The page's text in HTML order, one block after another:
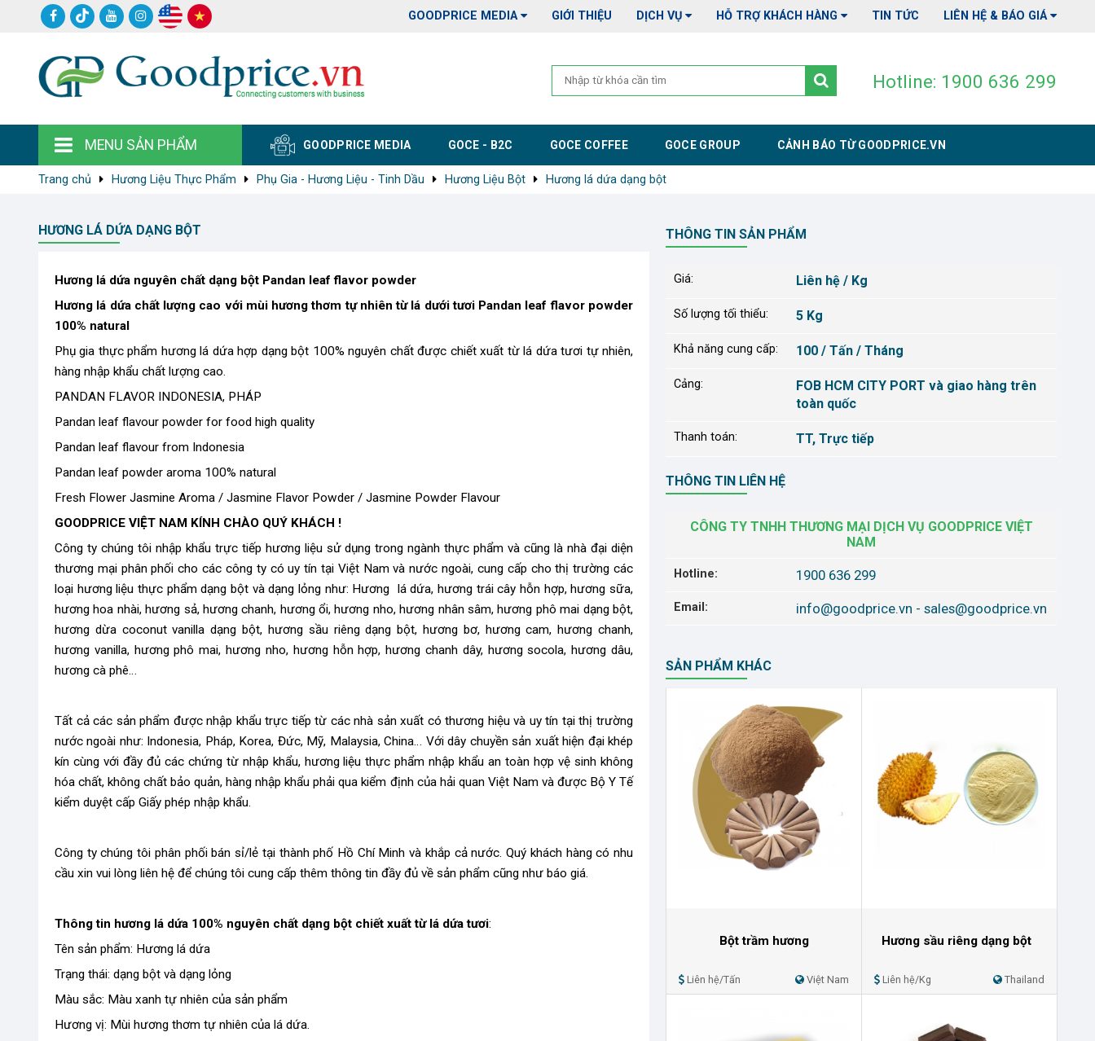
GOODPRICE MEDIA GIỚI THIỆU DỊCH VỤ HỖ TRỢ KHÁCH HÀNG TIN TỨC LIÊN HỆ & BÁO GIÁ
Hotline: 1900 636 299
MENU SẢN PHẨM GOODPRICE MEDIA GOCE - B2C GOCE COFFEE GOCE GROUP CẢNH BÁO TỪ GOODPRICE.VN
Trang chủ Hương Liệu Thực Phẩm Phụ Gia - Hương Liệu - Tinh Dầu Hương Liệu Bột Hương lá dứa dạng bột
HƯƠNG LÁ DỨA DẠNG BỘT
Hương lá dứa nguyên chất dạng bột Pandan leaf flavor powder
Hương lá dứa chất lượng cao với mùi hương thơm tự nhiên từ lá dưới tươi Pandan leaf flavor powder
100% natural
Phụ gia thực phẩm hương lá dứa hợp dạng bột 100% nguyên chất được chiết xuất từ lá dứa tươi tự nhiên,
hàng nhập khẩu chất lượng cao.
PANDAN FLAVOR INDONESIA, PHÁP
Pandan leaf flavour powder for food high quality
Pandan leaf flavour from Indonesia
Pandan leaf powder aroma 100% natural
Fresh Flower Jasmine Aroma / Jasmine Flavor Powder / Jasmine Powder Flavour
GOODPRICE VIỆT NAM KÍNH CHÀO QUÝ KHÁCH !
Công ty chúng tôi nhập khẩu trực tiếp hương liệu sử dụng trong ngành thực phẩm và cũng là nhà đại diện
thương mại phân phối cho các công ty có uy tín tại Việt Nam và nước ngoài, cung cấp cho thị trường các
loại hương liệu thực phẩm dạng bột và dạng lỏng như: Hương lá dứa, hương trái cây hỗn hợp, hương sữa,
hương hoa nhài, hương sả, hương chanh, hương ổi, hương nho, hương nhân sâm, hương phô mai dạng bột,
hương dừa coconut vanilla dạng bột, hương sầu riêng dạng bột, hương bơ, hương cam, hương chanh,
hương vanilla, hương phô mai, hương nho, hương hỗn hợp, hương chanh dây, hương socola, hương dâu,
hương cà phê…
Tất cả các sản phẩm được nhập khẩu trực tiếp từ các nhà sản xuất có thương hiệu và uy tín tại thị trường
nước ngoài như: Indonesia, Pháp, Korea, Đức, Mỹ, Malaysia, China… Với dây chuyền sản xuất hiện đại khép
kín cùng với đầy đủ các chứng từ nhập khẩu, hương liệu thực phẩm nhập khẩu an toàn hợp vệ sinh không
hóa chất, không chất bảo quản, hàng nhập khẩu phải qua kiểm định của hải quan Việt Nam và được Bộ Y Tế
kiểm duyệt cấp Giấy phép nhập khẩu.
Công ty chúng tôi phân phối bán sỉ/lẻ tại thành phố Hồ Chí Minh và khắp cả nước. Quý khách hàng có nhu
cầu xin vui lòng liên hệ để chúng tôi cung cấp thêm thông tin đầy đủ về sản phẩm cũng như báo giá.
Thông tin hương lá dứa 100% nguyên chất dạng bột chiết xuất từ lá dứa tươi:
Tên sản phẩm: Hương lá dứa
Trạng thái: dạng bột và dạng lỏng
Màu sắc: Màu xanh tự nhiên của sản phẩm
Hương vị: Mùi hương thơm tự nhiên của lá dứa.
THÔNG TIN SẢN PHẨM
Giá: Liên hệ / Kg
Số lượng tối thiểu: 5 Kg
Khả năng cung cấp: 100 / Tấn / Tháng
Cảng:
FOB HCM CITY PORT và giao hàng trên
toàn quốc
Thanh toán: TT, Trực tiếp
THÔNG TIN LIÊN HỆ
CÔNG TY TNHH THƯƠNG MẠI DỊCH VỤ GOODPRICE VIỆT
NAM
Hotline: 1900 636 299
Email: info@goodprice.vn - sales@goodprice.vn
SẢN PHẨM KHÁC
Bột trầm hương
Liên hệ/Tấn Việt Nam
Hương sầu riêng dạng bột
Liên hệ/Kg Thailand